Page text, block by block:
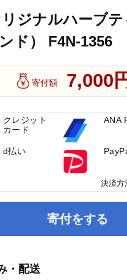
ジナルハーブ
ド） F4N-1356
寄付額 7,000
寄付をする
・配送
クレジット
カード
ANA
d払い
決済方